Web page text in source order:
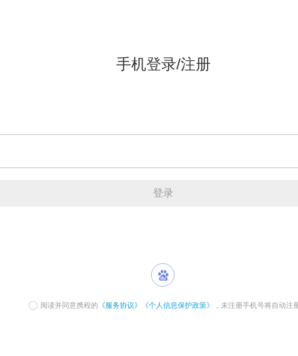
手机登录/注册
登录
阅读并同意携程的 《服务协议》 《个人信息保护政策》 ，未注册手机号将自动注